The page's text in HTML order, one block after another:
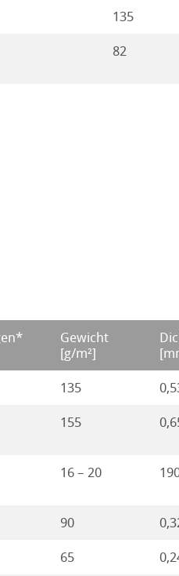
135
82
Gewicht
[g/m²]
135
155
16 – 20
90
65